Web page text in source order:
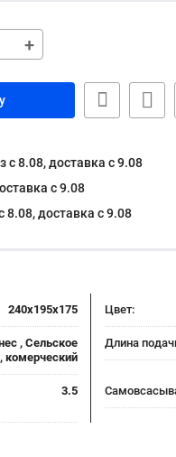
+
с 8.08, доставка c 9.08
c 9.08
8.08, доставка c 9.08
240x195x175 Цвет:
, Сельское
комерческий
Длина
3.5